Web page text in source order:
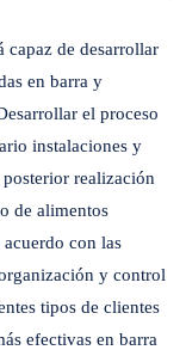
de desarrollar
en barra y
el proceso
instalaciones y
realización
de alimentos
con las
y control
tipos de clientes
efectivas en barra